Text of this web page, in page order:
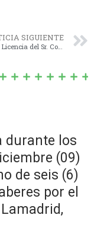
SIGUIENTE
008/16 – Licencia del Sr. Concejal YUSÉ, Daniel A.
durante los
(09)
de seis (6)
por el